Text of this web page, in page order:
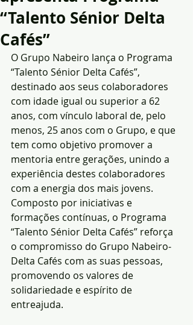
“Talento Sénior Delta
Cafés”
O Grupo Nabeiro lança o Programa
“Talento Sénior Delta Cafés”,
destinado aos seus colaboradores
com idade igual ou superior a 62
anos, com vínculo laboral de, pelo
menos, 25 anos com o Grupo, e que
tem como objetivo promover a
mentoria entre gerações, unindo a
experiência destes colaboradores
com a energia dos mais jovens.
Composto por iniciativas e
formações contínuas, o Programa
“Talento Sénior Delta Cafés” reforça
o compromisso do Grupo Nabeiro-
Delta Cafés com as suas pessoas,
promovendo os valores de
solidariedade e espírito de
entreajuda.